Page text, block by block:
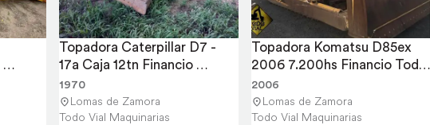
Topadora Caterpillar D7 -
17a Caja 12tn Financio
Todovial
1970
Lomas de Zamora
Todo Vial Maquinarias
Topadora Komatsu D85ex
2006 7.200hs Financio Todo
Vial
2006
Lomas de Zamora
Todo Vial Maquinarias